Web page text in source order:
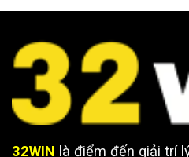
32WIN là điểm đến giải trí